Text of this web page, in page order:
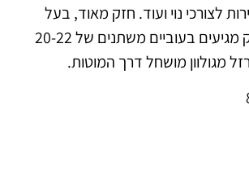
לצורכי נוי ועוד. חזק מאוד, בעל
עמידות גבוה, ויוקרתי מאוד. קנה הבמבוק מגיעים בעוביים משתנים של 20-22
מגולוון מושחל דרך המוטות.